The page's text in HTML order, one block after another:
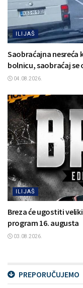
ILIJAŠ
Saobraćajna nesreća
bolnicu, saobraćaj se
04.08.2026.
ILIJAŠ
Breza će ugostiti
program 16. augusta
03.08.2026.
PREPORUČUJEMO